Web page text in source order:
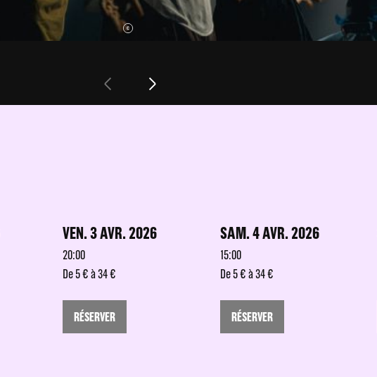
VEN. 3 AVR. 2026
20:00
De 5 € à 34 €
RÉSERVER
SAM. 4 AVR. 2026
15:00
De 5 € à 34 €
RÉSERVER